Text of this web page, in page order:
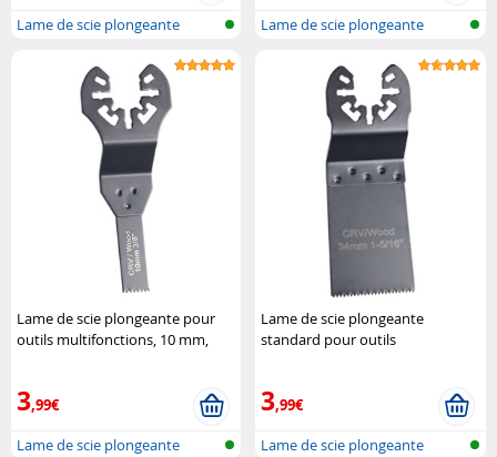
Lame de scie plongeante
Lame de scie plongeante
Lame de scie plongeante pour
outils multifonctions, 10 mm,
3,99€
Lame de scie plongeante
Lame de scie plongeante
standard pour outils
3,99€
Lame de scie plongeante